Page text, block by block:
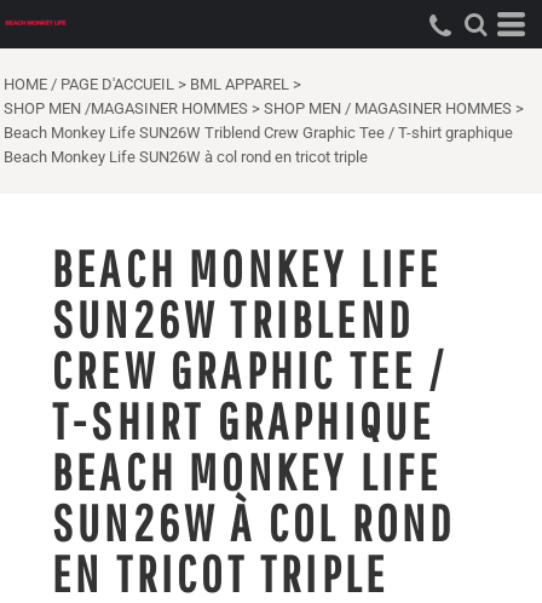
HOME / PAGE D'ACCUEIL > BML APPAREL >
SHOP MEN /MAGASINER HOMMES > SHOP MEN / MAGASINER HOMMES >
Beach Monkey Life SUN26W Triblend Crew Graphic Tee / T-shirt graphique
Beach Monkey Life SUN26W à col rond en tricot triple
BEACH MONKEY LIFE
SUN26W TRIBLEND
CREW GRAPHIC TEE /
T-SHIRT GRAPHIQUE
BEACH MONKEY LIFE
SUN26W À COL ROND
EN TRICOT TRIPLE